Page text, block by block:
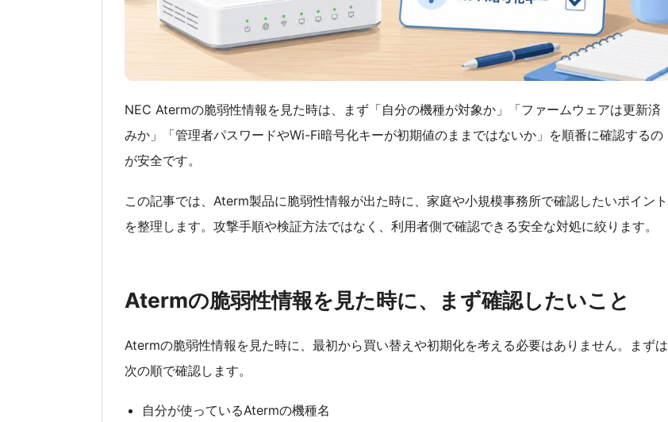
NEC Atermの脆弱性情報を見た時は、まず「自分の機種が対象か」「ファームウェアは更新済
みか」「管理者パスワードやWi-Fi暗号化キーが初期値のままではないか」を順番に確認するの
が安全です。
この記事では、Aterm製品に脆弱性情報が出た時に、家庭や小規模事務所で確認したいポイント
を整理します。攻撃手順や検証方法ではなく、利用者側で確認できる安全な対処に絞ります。
Atermの脆弱性情報を見た時に、まず確認したいこと
Atermの脆弱性情報を見た時に、最初から買い替えや初期化を考える必要はありません。まずは
次の順で確認します。
自分が使っているAtermの機種名